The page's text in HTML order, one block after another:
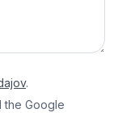
.
the Google